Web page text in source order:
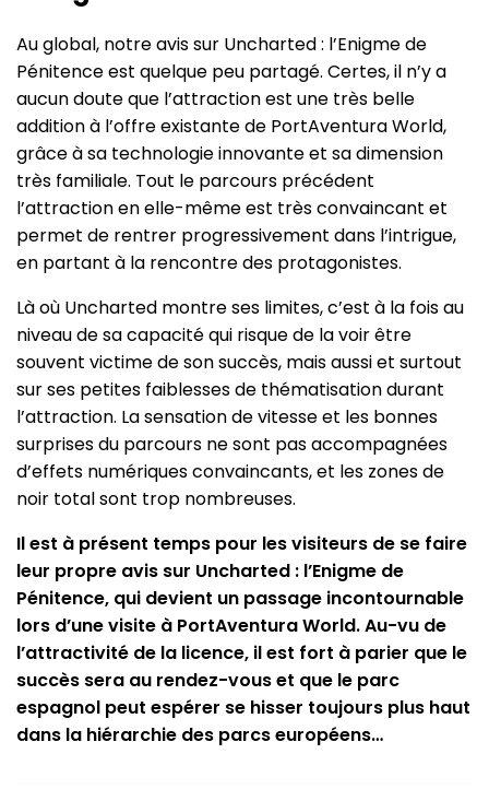
Au global, notre avis sur Uncharted : l’Enigme de
Pénitence est quelque peu partagé. Certes, il n’y a
aucun doute que l’attraction est une très belle
addition à l’offre existante de PortAventura World,
grâce à sa technologie innovante et sa dimension
très familiale. Tout le parcours précédent
l’attraction en elle-même est très convaincant et
permet de rentrer progressivement dans l’intrigue,
en partant à la rencontre des protagonistes.
Là où Uncharted montre ses limites, c’est à la fois au
niveau de sa capacité qui risque de la voir être
souvent victime de son succès, mais aussi et surtout
sur ses petites faiblesses de thématisation durant
l’attraction. La sensation de vitesse et les bonnes
surprises du parcours ne sont pas accompagnées
d’effets numériques convaincants, et les zones de
noir total sont trop nombreuses.
Il est à présent temps pour les visiteurs de se faire
leur propre avis sur Uncharted : l’Enigme de
Pénitence, qui devient un passage incontournable
lors d’une visite à PortAventura World. Au-vu de
l’attractivité de la licence, il est fort à parier que le
succès sera au rendez-vous et que le parc
espagnol peut espérer se hisser toujours plus haut
dans la hiérarchie des parcs européens…